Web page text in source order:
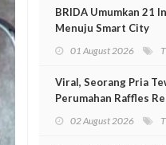
BRIDA Umumkan 21
Menuju Smart City
01 August 2026
Viral, Seorang Pria
Perumahan Raffles
02 August 2026